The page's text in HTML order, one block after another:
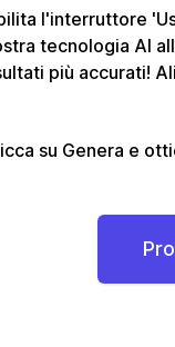
l'interruttore
tecnologia AI
più accurati!
su Genera e